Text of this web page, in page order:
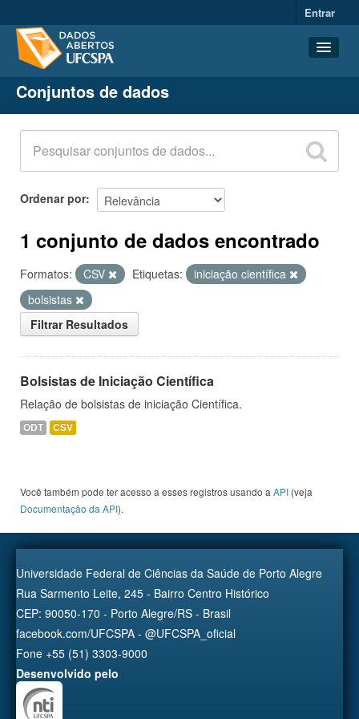
Entrar
Conjuntos de dados
Organizações
Grupos
Sobre
Conjuntos de dados
Ordenar por
1 conjunto de dados encontrado
Formatos: CSV Etiquetas:
iniciação científica
bolsistas
Filtrar Resultados
Bolsistas de Iniciação Científica
Relação de bolsistas de iniciação Científica.
ODT CSV
Você também pode ter acesso a esses registros usando a API (veja
Documentação da API).
Universidade Federal de Ciências da Saúde de Porto Alegre
Rua Sarmento Leite, 245 - Bairro Centro Histórico
CEP: 90050-170 - Porto Alegre/RS - Brasil
facebook.com/UFCSPA - @UFCSPA_oficial
Fone +55 (51) 3303-9000
Desenvolvido pelo